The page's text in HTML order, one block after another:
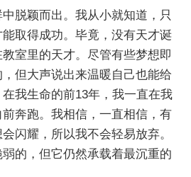
脱颖而出。我从小就知道，只
取得成功。毕竟，没有天才诞
室里的天才。尽管有些梦想即
但大声说出来温暖自己也能给
我生命的前13年，我一直在我
奔跑。我相信，一直相信，有
闪耀，所以我不会轻易放弃。
的，但它仍然承载着最沉重的